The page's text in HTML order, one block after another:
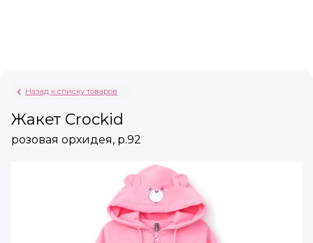
Назад к списку товаров
Жакет Crockid
розовая орхидея, р.92